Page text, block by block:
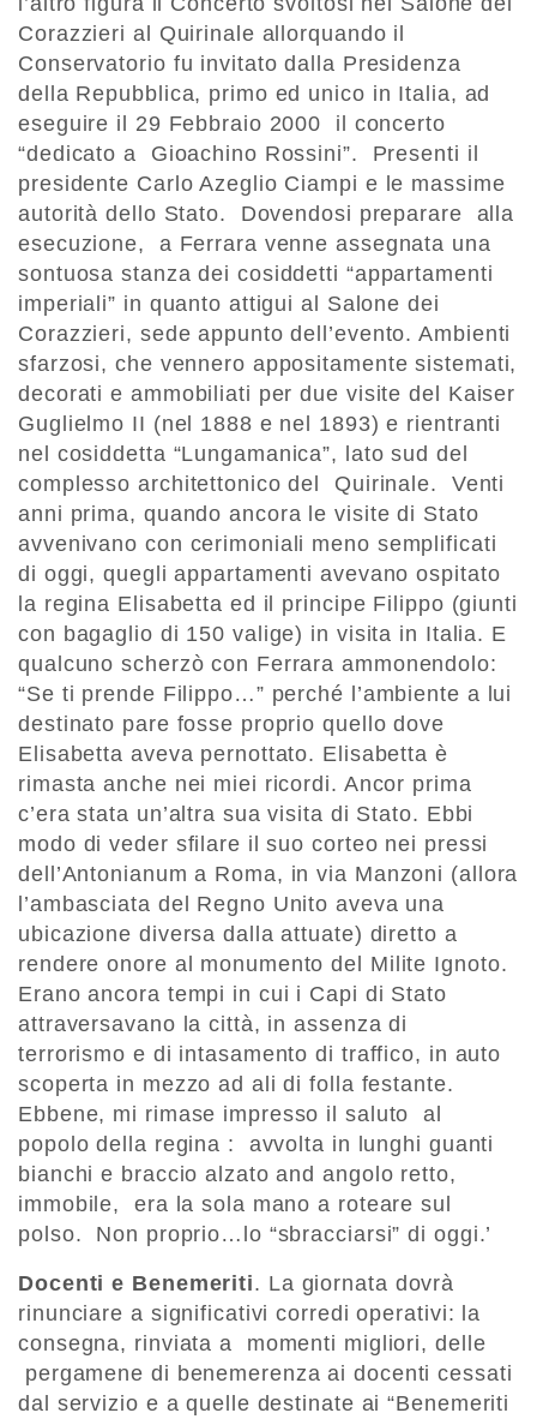
Corazzieri al Quirinale allorquando il
Conservatorio fu invitato dalla Presidenza
della Repubblica, primo ed unico in Italia, ad
eseguire il 29 Febbraio 2000 il concerto
“dedicato a Gioachino Rossini”. Presenti il
presidente Carlo Azeglio Ciampi e le massime
autorità dello Stato. Dovendosi preparare alla
esecuzione, a Ferrara venne assegnata una
sontuosa stanza dei cosiddetti “appartamenti
imperiali” in quanto attigui al Salone dei
Corazzieri, sede appunto dell’evento. Ambienti
sfarzosi, che vennero appositamente sistemati,
decorati e ammobiliati per due visite del Kaiser
Guglielmo II (nel 1888 e nel 1893) e rientranti
nel cosiddetta “Lungamanica”, lato sud del
complesso architettonico del Quirinale. Venti
anni prima, quando ancora le visite di Stato
avvenivano con cerimoniali meno semplificati
di oggi, quegli appartamenti avevano ospitato
la regina Elisabetta ed il principe Filippo (giunti
con bagaglio di 150 valige) in visita in Italia. E
qualcuno scherzò con Ferrara ammonendolo:
“Se ti prende Filippo…” perché l’ambiente a lui
destinato pare fosse proprio quello dove
Elisabetta aveva pernottato. Elisabetta è
rimasta anche nei miei ricordi. Ancor prima
c’era stata un’altra sua visita di Stato. Ebbi
modo di veder sfilare il suo corteo nei pressi
dell’Antonianum a Roma, in via Manzoni (allora
l’ambasciata del Regno Unito aveva una
ubicazione diversa dalla attuate) diretto a
rendere onore al monumento del Milite Ignoto.
Erano ancora tempi in cui i Capi di Stato
attraversavano la città, in assenza di
terrorismo e di intasamento di traffico, in auto
scoperta in mezzo ad ali di folla festante.
Ebbene, mi rimase impresso il saluto al
popolo della regina : avvolta in lunghi guanti
bianchi e braccio alzato and angolo retto,
immobile, era la sola mano a roteare sul
polso. Non proprio…lo “sbracciarsi” di oggi.’
Docenti e Benemeriti. La giornata dovrà
rinunciare a significativi corredi operativi: la
consegna, rinviata a momenti migliori, delle
pergamene di benemerenza ai docenti cessati
dal servizio e a quelle destinate ai “Benemeriti